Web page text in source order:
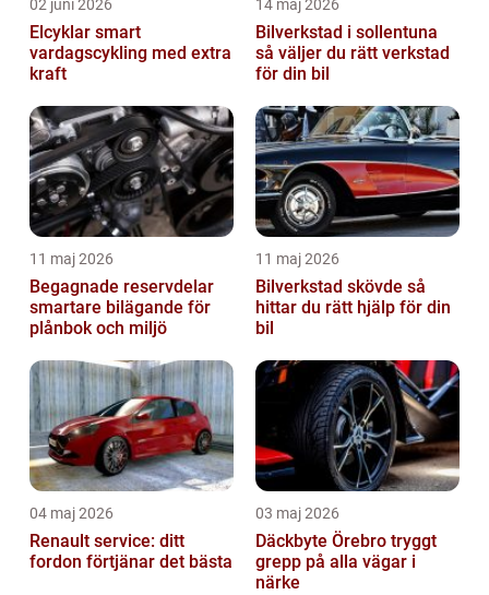
02 juni 2026
Elcyklar smart
vardagscykling med extra
kraft
14 maj 2026
Bilverkstad i sollentuna
så väljer du rätt verkstad
för din bil
11 maj 2026
Begagnade reservdelar
smartare bilägande för
plånbok och miljö
11 maj 2026
Bilverkstad skövde så
hittar du rätt hjälp för din
bil
04 maj 2026
Renault service: ditt
fordon förtjänar det bästa
03 maj 2026
Däckbyte Örebro tryggt
grepp på alla vägar i
närke